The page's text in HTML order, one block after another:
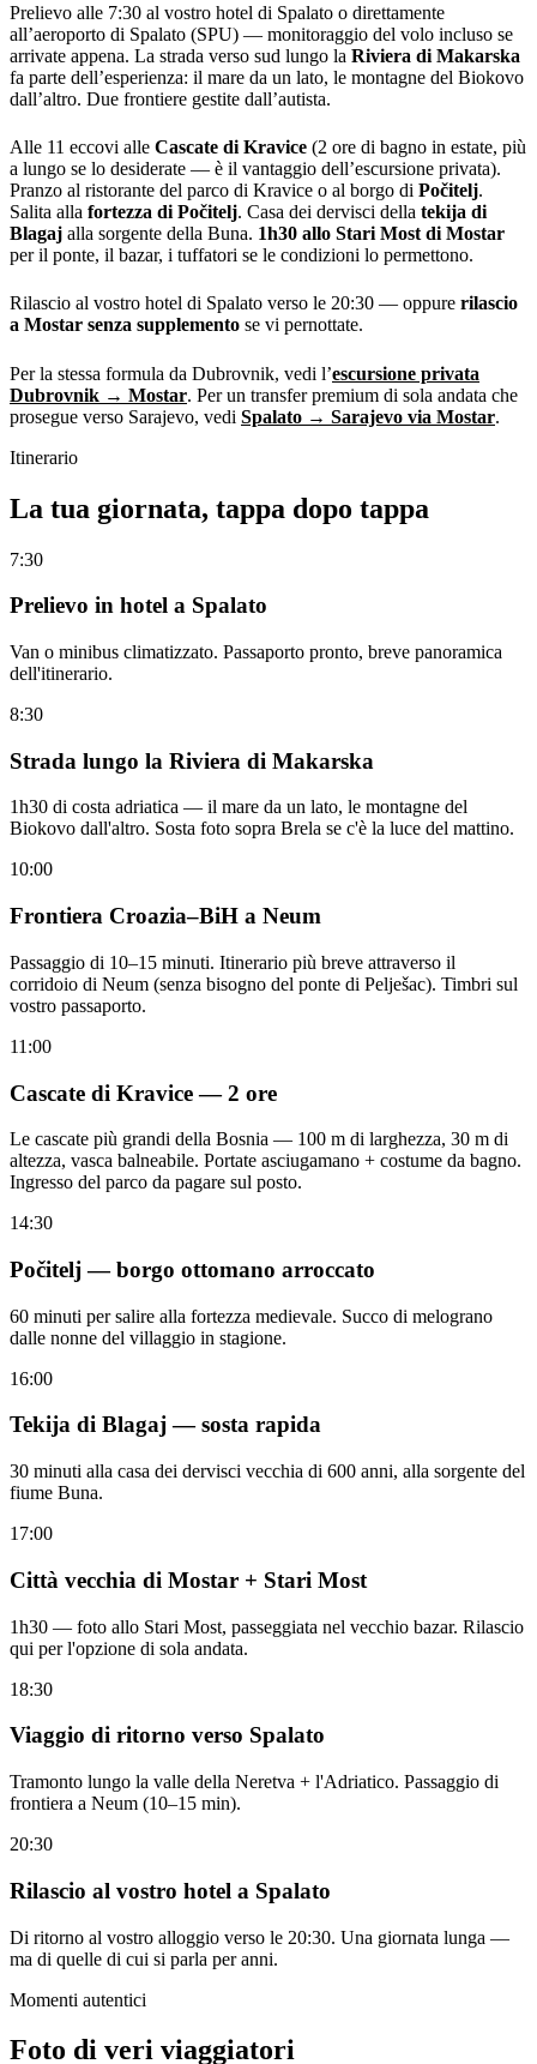
Prelievo alle 7:30 al vostro hotel di Spalato o direttamente
all’aeroporto di Spalato (SPU) — monitoraggio del volo incluso se
arrivate appena. La strada verso sud lungo la Riviera di Makarska
fa parte dell’esperienza: il mare da un lato, le montagne del Biokovo
dall’altro. Due frontiere gestite dall’autista.
Alle 11 eccovi alle Cascate di Kravice (2 ore di bagno in estate, più
a lungo se lo desiderate — è il vantaggio dell’escursione privata).
Pranzo al ristorante del parco di Kravice o al borgo di Počitelj.
Salita alla fortezza di Počitelj. Casa dei dervisci della tekija di
Blagaj alla sorgente della Buna. 1h30 allo Stari Most di Mostar
per il ponte, il bazar, i tuffatori se le condizioni lo permettono.
Rilascio al vostro hotel di Spalato verso le 20:30 — oppure rilascio
a Mostar senza supplemento se vi pernottate.
Per la stessa formula da Dubrovnik, vedi l’escursione privata
Dubrovnik → Mostar. Per un transfer premium di sola andata che
prosegue verso Sarajevo, vedi Spalato → Sarajevo via Mostar.
Itinerario
La tua giornata, tappa dopo tappa
7:30
Prelievo in hotel a Spalato
Van o minibus climatizzato. Passaporto pronto, breve panoramica
dell'itinerario.
8:30
Strada lungo la Riviera di Makarska
1h30 di costa adriatica — il mare da un lato, le montagne del
Biokovo dall'altro. Sosta foto sopra Brela se c'è la luce del mattino.
10:00
Frontiera Croazia–BiH a Neum
Passaggio di 10–15 minuti. Itinerario più breve attraverso il
corridoio di Neum (senza bisogno del ponte di Pelješac). Timbri sul
vostro passaporto.
11:00
Cascate di Kravice — 2 ore
Le cascate più grandi della Bosnia — 100 m di larghezza, 30 m di
altezza, vasca balneabile. Portate asciugamano + costume da bagno.
Ingresso del parco da pagare sul posto.
14:30
Počitelj — borgo ottomano arroccato
60 minuti per salire alla fortezza medievale. Succo di melograno
dalle nonne del villaggio in stagione.
16:00
Tekija di Blagaj — sosta rapida
30 minuti alla casa dei dervisci vecchia di 600 anni, alla sorgente del
fiume Buna.
17:00
Città vecchia di Mostar + Stari Most
1h30 — foto allo Stari Most, passeggiata nel vecchio bazar. Rilascio
qui per l'opzione di sola andata.
18:30
Viaggio di ritorno verso Spalato
Tramonto lungo la valle della Neretva + l'Adriatico. Passaggio di
frontiera a Neum (10–15 min).
20:30
Rilascio al vostro hotel a Spalato
Di ritorno al vostro alloggio verso le 20:30. Una giornata lunga —
ma di quelle di cui si parla per anni.
Momenti autentici
Foto di veri viaggiatori